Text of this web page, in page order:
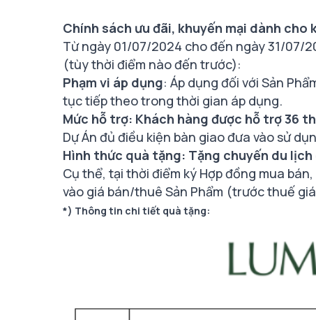
Chính sách ưu đãi, khuyến mại dành cho
Từ ngày 01/07/2024 cho đến ngày 31/07/
(tùy thời điểm nào đến trước):
Phạm vi áp dụng: Áp dụng đối với Sản
tục tiếp theo trong thời gian áp dụng.
Mức hỗ trợ: Khách hàng được hỗ trợ 36
Dự Án đủ điều kiện bàn giao đưa vào sử
Hình thức quà tặng: Tặng chuyến du
Cụ thể, tại thời điểm ký Hợp đồng mua
vào giá bán/thuê Sản Phẩm (trước thuế
*) Thông tin chi tiết quà tặng: